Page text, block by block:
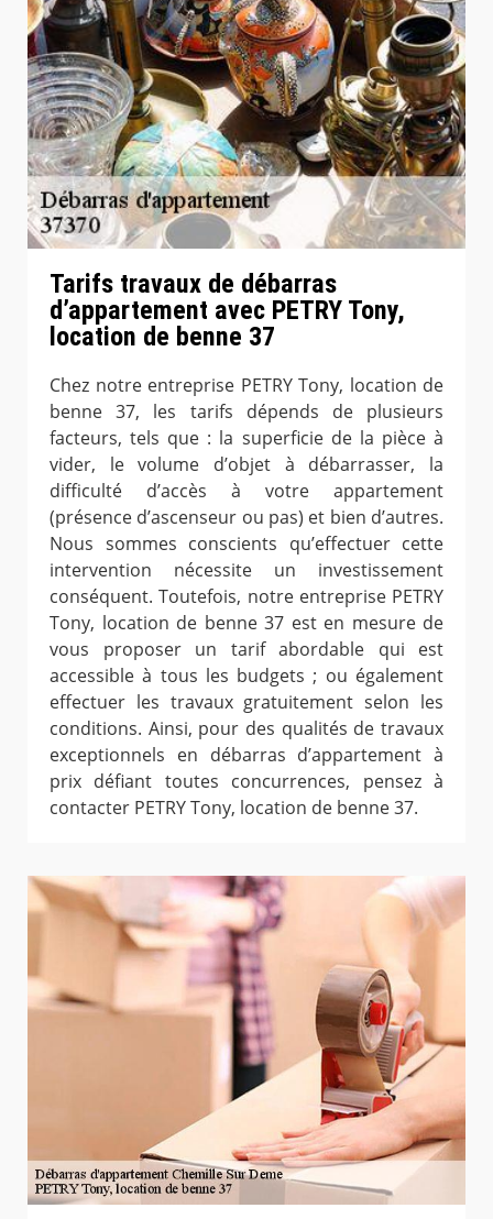
Tarifs travaux de débarras
d’appartement avec PETRY Tony,
location de benne 37
Chez notre entreprise PETRY Tony, location de
benne 37, les tarifs dépends de plusieurs
facteurs, tels que : la superficie de la pièce à
vider, le volume d’objet à débarrasser, la
difficulté d’accès à votre appartement
(présence d’ascenseur ou pas) et bien d’autres.
Nous sommes conscients qu’effectuer cette
intervention nécessite un investissement
conséquent. Toutefois, notre entreprise PETRY
Tony, location de benne 37 est en mesure de
vous proposer un tarif abordable qui est
accessible à tous les budgets ; ou également
effectuer les travaux gratuitement selon les
conditions. Ainsi, pour des qualités de travaux
exceptionnels en débarras d’appartement à
prix défiant toutes concurrences, pensez à
contacter PETRY Tony, location de benne 37.